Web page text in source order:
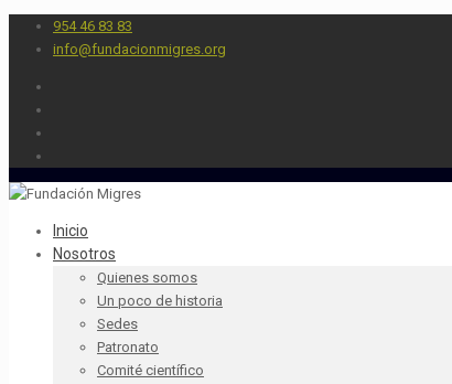
954 46 83 83
info@fundacionmigres.org
Inicio
Nosotros
Quienes somos
Un poco de historia
Sedes
Patronato
Comité científico